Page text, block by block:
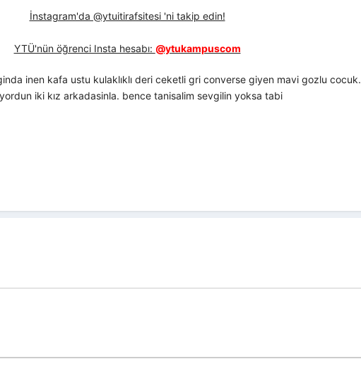
İnstagram'da @ytuitirafsitesi 'ni takip edin!
YTÜ'nün öğrenci Insta hesabı: @ytukampuscom
inen kafa ustu kulaklıklı deri ceketli gri converse giyen mavi gozlu cocuk.
iki kız arkadasinla. bence tanisalim sevgilin yoksa tabi